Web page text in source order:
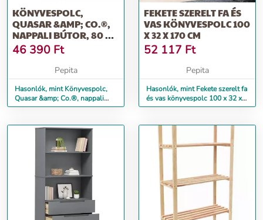
KÖNYVESPOLC,
QUASAR &AMP; CO.®,
NAPPALI BÚTOR, 80 X
30 X 154 CM, FARO...
46 390 Ft
Pepita
Hasonlók, mint Könyvespolc,
Quasar &amp; Co.®, nappali
bútor, 80 x 30 x 154 cm, Faro...
FEKETE SZERELT FA ÉS
VAS KÖNYVESPOLC 100
X 32 X 170 CM
52 117 Ft
Pepita
Hasonlók, mint Fekete szerelt fa
és vas könyvespolc 100 x 32 x
170 cm